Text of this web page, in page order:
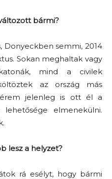
bármi?
Donyeckben semmi, 2014
Sokan meghaltak vagy
mind a civilek
az ország más
jelenleg is ott él a
elmenekülni.
lesz a helyzet?
rá esélyt, hogy bármi